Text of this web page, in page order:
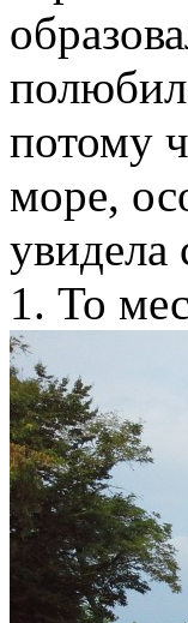
потому
море,
увидела
1. То